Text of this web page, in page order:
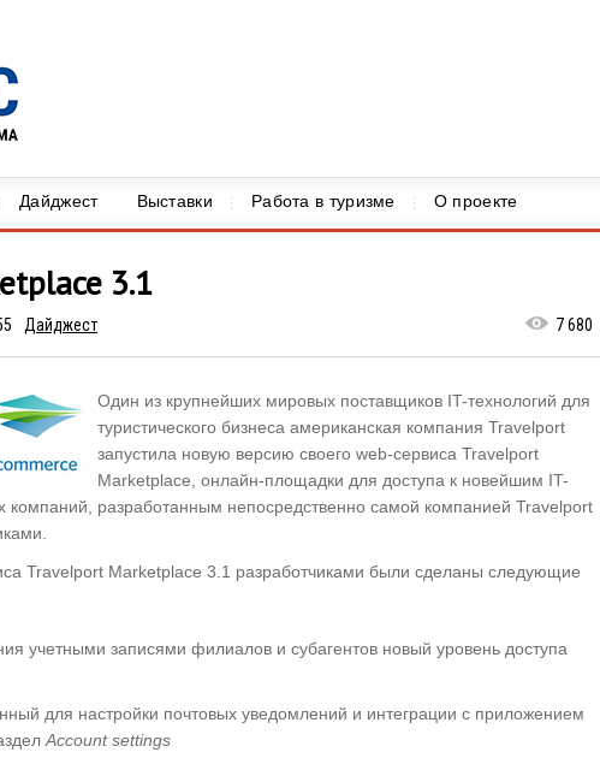
Дайджест Выставки Работа в туризме О проекте
3.1
Дайджест 7 680
Один из крупнейших мировых поставщиков IT-технологий для
туристического бизнеса американская компания Travelport
запустила новую версию своего web-сервиса Travelport
Marketplace, онлайн-площадки для доступа к новейшим IT-
компаний, разработанным непосредственно самой компанией Travelport
Travelport Marketplace 3.1 разработчиками были сделаны следующие
учетными записями филиалов и субагентов новый уровень доступа
для настройки почтовых уведомлений и интеграции с приложением
Accountsettings